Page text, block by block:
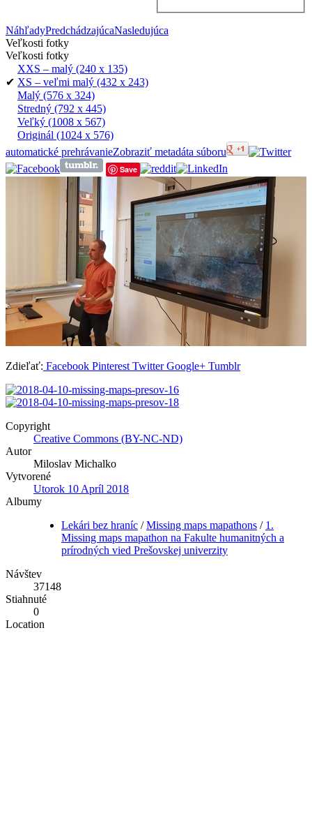
NáhľadyPredchádzajúcaNasledujúca
Veľkosti fotky
Veľkosti fotky
XXS – malý (240 x 135)
✔ XS – veľmi malý (432 x 243)
Malý (576 x 324)
Stredný (792 x 445)
Veľký (1008 x 567)
Originál (1024 x 576)
automatické prehrávanieZobraziť metadáta súboru
Save
Zdieľať: Facebook Pinterest Twitter Google+ Tumblr
Copyright
Creative Commons (BY-NC-ND)
Autor
Miloslav Michalko
Vytvorené
Utorok 10 Apríl 2018
Albumy
Lekári bez hraníc /Missing maps mapathons / 1.
Missing maps mapathon na Fakulte humanitných a
prírodných vied Prešovskej univerzity
Návštev
37148
Stiahnuté
0
Location